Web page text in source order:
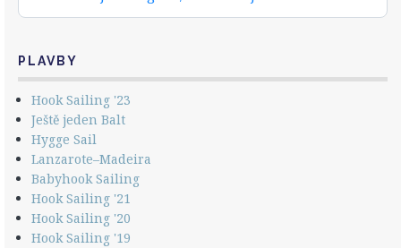
PLAVBY
Hook Sailing '23
Ještě jeden Balt
Hygge Sail
Lanzarote–Madeira
Babyhook Sailing
Hook Sailing '21
Hook Sailing '20
Hook Sailing '19